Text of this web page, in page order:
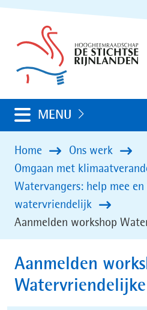
MENU Uitklappen
Home
Ons werk
Omgaan met
Watervangers: help mee
watervriendelijk
Aanmelden workshop
Aanmelden